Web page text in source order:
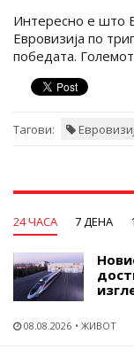
Интересно е што
Евровизија по
победата.
Тагови:
24 ЧАСА 7 ДЕНА
08.08.2026 ЖИВОТ